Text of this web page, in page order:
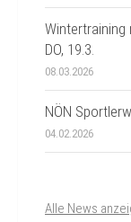
Wintertraining
DO, 19.3.
08.03.2026
NÖN
04.02.2026
Alle News